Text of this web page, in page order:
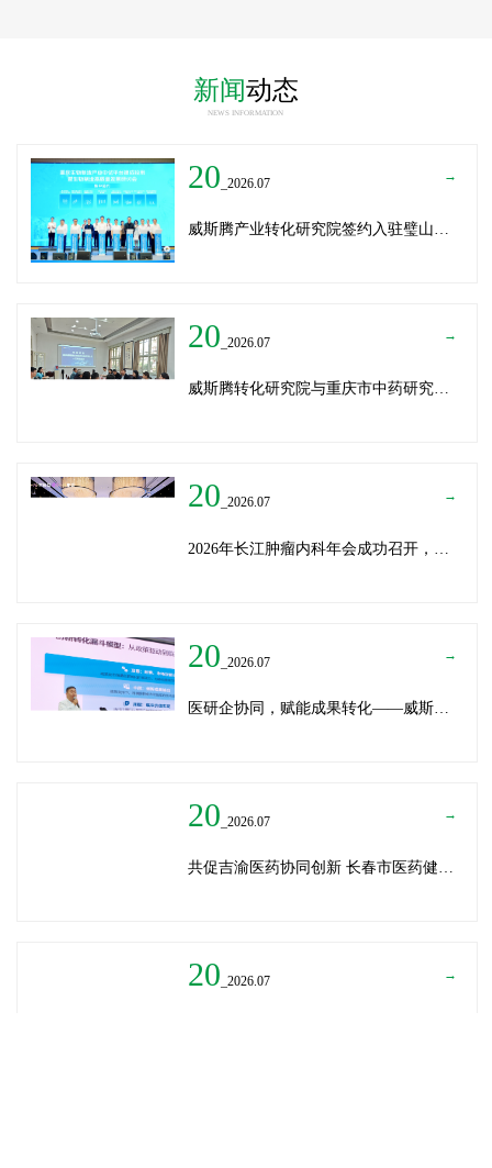
新闻动态
NEWS INFORMATION
20 _2026.07 →
20 _2026.07 →
威斯腾转化研究院与重庆市中药研究院深化战略合作，共筑中医药产学研创新生态
20 _2026.07 →
20 _2026.07 →
20 _2026.07 →
共促吉渝医药协同创新 长春市医药健康局与威斯腾生物走访重庆两江生命科技城
20 _2026.07 →